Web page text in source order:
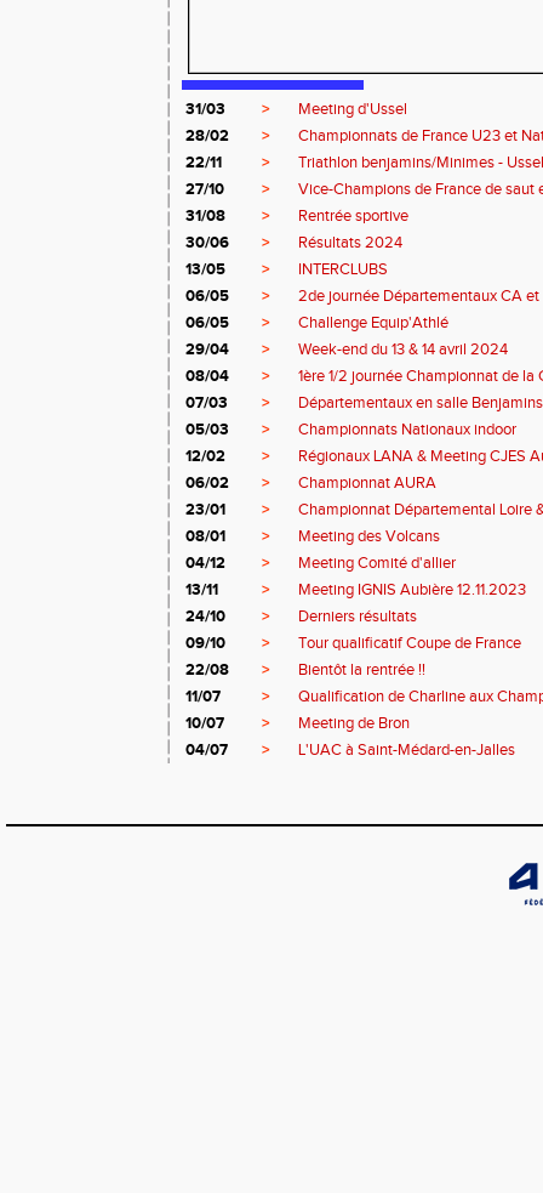
31/03 >
Meeting d'Ussel
28/02
>
Championnats de France U23 et
22/11
>
Triathlon benjamins/Minimes - Ussel
27/10
>
Vice-Champions de France de saut
31/08
>
Rentrée sportive
30/06
>
Résultats 2024
13/05
>
INTERCLUBS
06/05
>
2de journée Départementaux CA et
06/05
>
Challenge Equip'Athlé
29/04
>
Week-end du 13 & 14 avril 2024
08/04
>
1ère 1/2 journée Championnat de la
07/03
>
Départementaux en salle
05/03
>
Championnats Nationaux indoor
12/02
>
Régionaux LANA & Meeting CJES
06/02
>
Championnat AURA
23/01
>
Championnat Départemental Loire
08/01
>
Meeting des Volcans
04/12
>
Meeting Comité d'allier
13/11
>
Meeting IGNIS Aubière 12.11.2023
24/10
>
Derniers résultats
09/10
>
Tour qualificatif Coupe de France
22/08
>
Bientôt la rentrée !!
11/07
>
Qualification de Charline aux
10/07
>
Meeting de Bron
04/07
> L'UAC à Saint-Médard-en-Jalles